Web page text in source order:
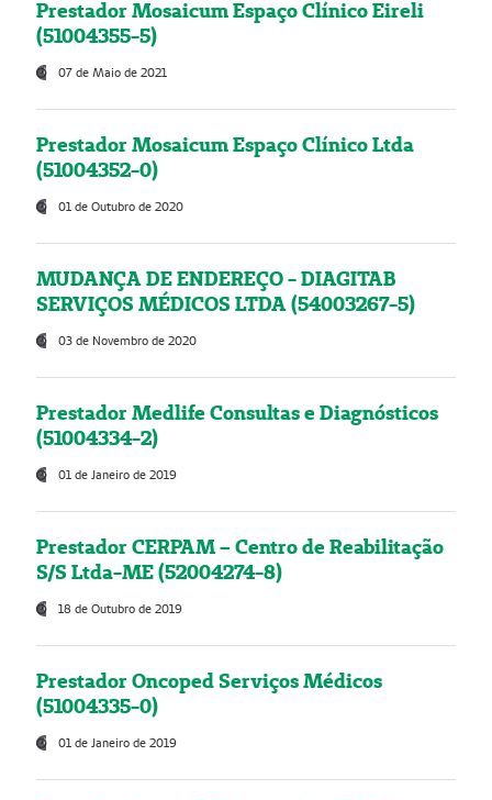
Prestador Mosaicum Espaço Clínico Eireli
(51004355-5)
07 de Maio de 2021
Prestador Mosaicum Espaço Clínico Ltda
(51004352-0)
01 de Outubro de 2020
MUDANÇA DE ENDEREÇO - DIAGITAB
SERVIÇOS MÉDICOS LTDA (54003267-5)
03 de Novembro de 2020
Prestador Medlife Consultas e Diagnósticos
(51004334-2)
01 de Janeiro de 2019
Prestador CERPAM – Centro de Reabilitação
S/S Ltda-ME (52004274-8)
18 de Outubro de 2019
Prestador Oncoped Serviços Médicos
(51004335-0)
01 de Janeiro de 2019